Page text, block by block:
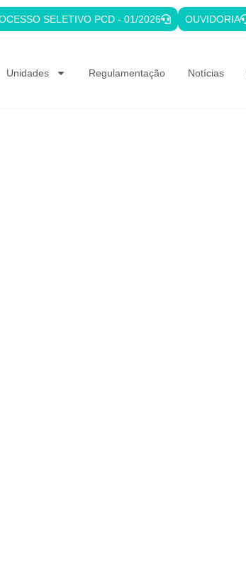
SELETIVO PCD - 01/2026 OUVIDORIA
Unidades Regulamentação Notícias